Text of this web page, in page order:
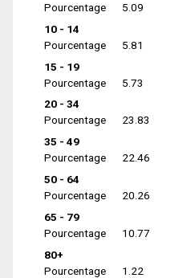
Pourcentage
5.09
10 - 14
Pourcentage
5.81
15 - 19
Pourcentage
5.73
20 - 34
Pourcentage
23.83
35 - 49
Pourcentage
22.46
50 - 64
Pourcentage
20.26
65 - 79
Pourcentage
10.77
80+
Pourcentage
1.22